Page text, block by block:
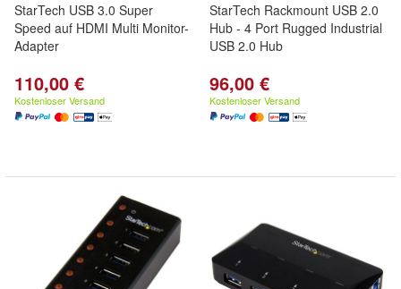
StarTech USB 3.0 Super
Speed auf HDMI Multi Monitor-
Adapter
110,00 €
Kostenloser Versand
StarTech Rackmount USB 2.0
Hub - 4 Port Rugged Industrial
USB 2.0 Hub
96,00 €
Kostenloser Versand